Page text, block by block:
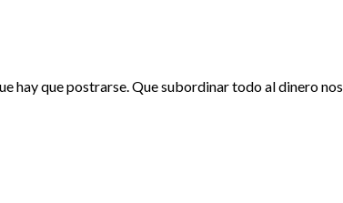
hay que postrarse. Que subordinar todo al dinero nos